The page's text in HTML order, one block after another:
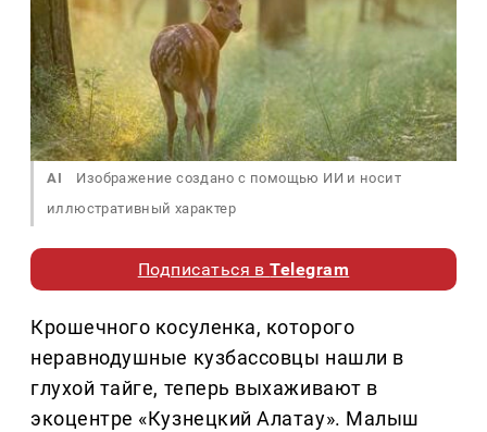
AI
Изображение создано с помощью ИИ и носит
иллюстративный характер
Подписаться вTelegram
Крошечного косуленка, которого
неравнодушные кузбассовцы нашли в
глухой тайге, теперь выхаживают в
экоцентре «Кузнецкий Алатау». Малыш